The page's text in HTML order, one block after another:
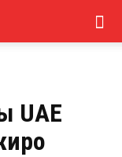
UAE